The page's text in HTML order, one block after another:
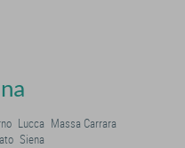
Lucca Massa Carrara
Siena